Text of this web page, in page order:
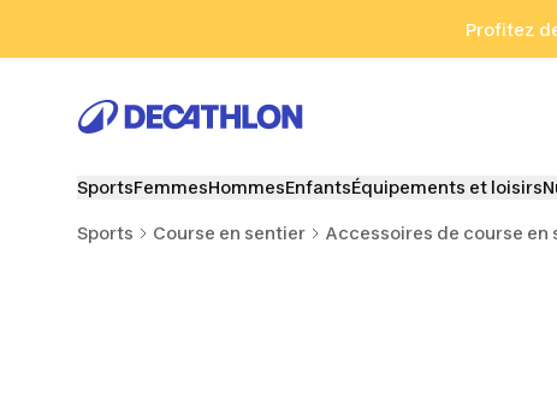
Aller au pied de
Profitez
SportsFemmesHommesEnfantsÉquipements et loisirs
Sports Course en sentier Accessoires de course en